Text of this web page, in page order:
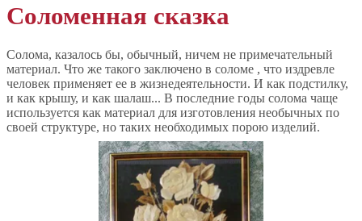
Соломенная сказка
Солома, казалось бы, обычный, ничем не примечательный
материал. Что же такого заключено в соломе , что издревле
человек применяет ее в жизнедеятельности. И как подстилку,
и как крышу, и как шалаш... В последние годы солома чаще
используется как материал для изготовления необычных по
своей структуре, но таких необходимых порою изделий.